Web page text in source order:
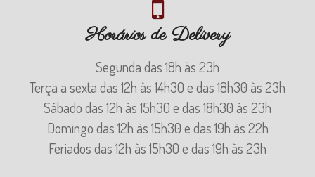
Horários de Delivery
Segunda das 18h às 23h
Terça a sexta das 12h às 14h30 e das 18h30 às 23h
Sábado das 12h às 15h30 e das 18h30 às 23h
Domingo das 12h às 15h30 e das 19h às 22h
Feriados das 12h às 15h30 e das 19h às 23h